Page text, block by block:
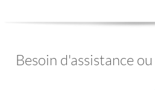
Besoin d'assistance